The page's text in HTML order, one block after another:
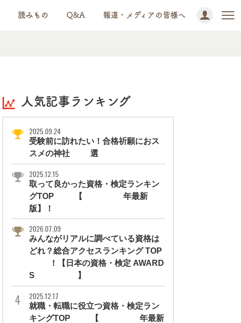
読みもの Q&A 報道・メディアの皆様へ
人気記事ランキング
2025.09.24
受験前に訪れたい！合格祈願におス
スメの神社11選
2025.12.15
取って良かった資格・検定ランキン
グTOP10【2026年最新
版】！
2026.07.09
みんながリアルに調べている資格は
どれ？総合アクセスランキング TOP
10！【日本の資格・検定 AWARD
S 2026】
2025.12.17
就職・転職に役立つ資格・検定ラン
キングTOP30【2026年最新